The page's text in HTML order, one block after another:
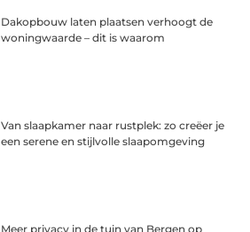
Dakopbouw laten plaatsen verhoogt de
woningwaarde – dit is waarom
Van slaapkamer naar rustplek: zo creëer je
een serene en stijlvolle slaapomgeving
Meer privacy in de tuin van Bergen op